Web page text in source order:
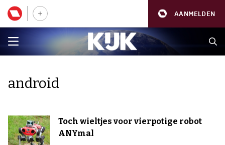
AANMELDEN
android
Toch wieltjes voor vierpotige robot
ANYmal